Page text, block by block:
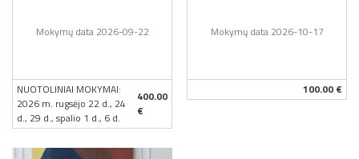
Mokymų data 2026-09-22
NUOTOLINIAI MOKYMAI:
2026 m. rugsėjo 22 d., 24
d., 29 d., spalio 1 d., 6 d.
400.00
€
Mokymų data 2026-10-17
100.00 €